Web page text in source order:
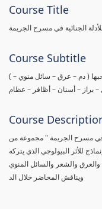
Course Title
للأدلة الجنائية في مسرح الجريمة
Course Subtitle
( إجراء الإختبارات علي العينة البيولوجية لتحديد صاحبها ( دم – عرق – سائل منوي –
براز – أسنان – أظافر – عظام
Course
في مسرح الجريمة " مجموعة من
للأثر البيولوجي الذي يتركه
والعرق والشعر والسائل المنوي
ويناقش المحاضر خلال الد